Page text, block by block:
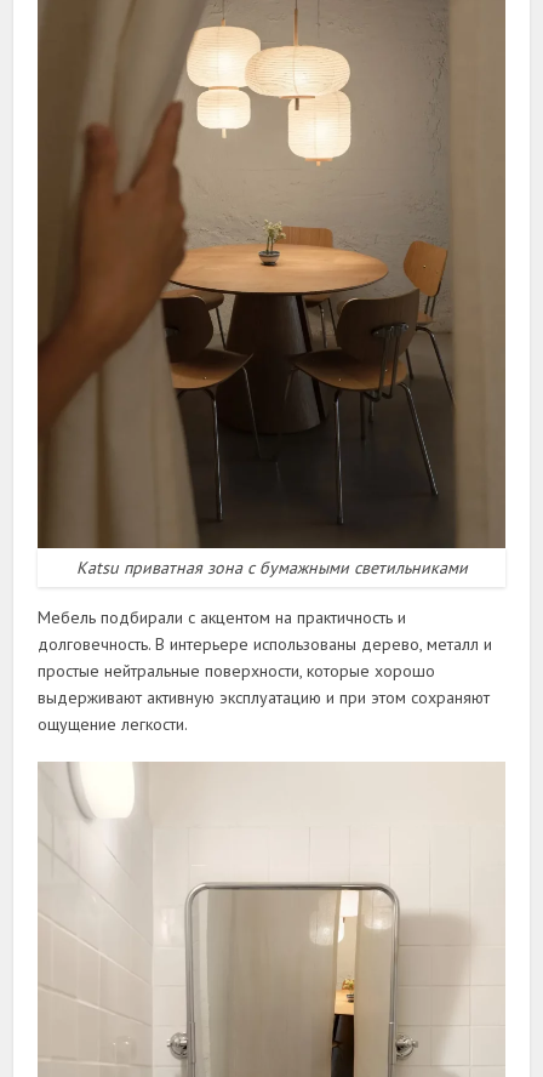
Katsu приватная зона с бумажными светильниками
Мебель подбирали с акцентом на практичность и
долговечность. В интерьере использованы дерево, металл и
простые нейтральные поверхности, которые хорошо
выдерживают активную эксплуатацию и при этом сохраняют
ощущение легкости.